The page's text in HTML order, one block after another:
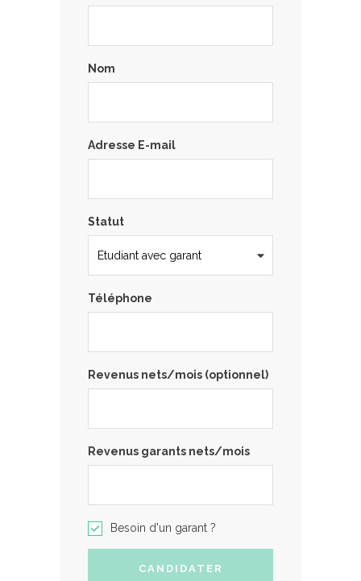
Nom
Adresse E-mail
Statut
Téléphone
Revenus nets/mois (optionnel)
Revenus garants nets/mois
Besoin d'un garant ?